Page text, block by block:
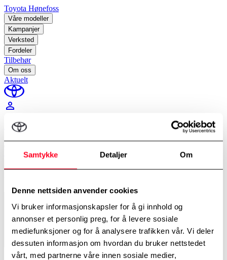
Samtykke Detaljer Om
Denne nettsiden anvender cookies
Vi bruker informasjonskapsler for å gi innhold og
annonser et personlig preg, for å levere sosiale
mediefunksjoner og for å analysere trafikken vår. Vi deler
dessuten informasjon om hvordan du bruker nettstedet
vårt, med partnerne våre innen sosiale medier,
Toyota Hønefoss
Våre modeller
Kampanjer
Verksted
Fordeler
Tilbehør
Om oss
Aktuelt
perm_identity
Min Toyota
/Bestill verkstedtime
Bestill verkstedtime
Fornavn